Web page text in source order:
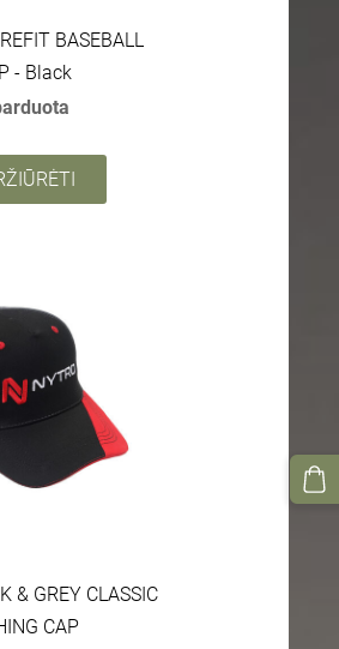
BASEBALL
- Black
& GREY CLASSIC
CAP